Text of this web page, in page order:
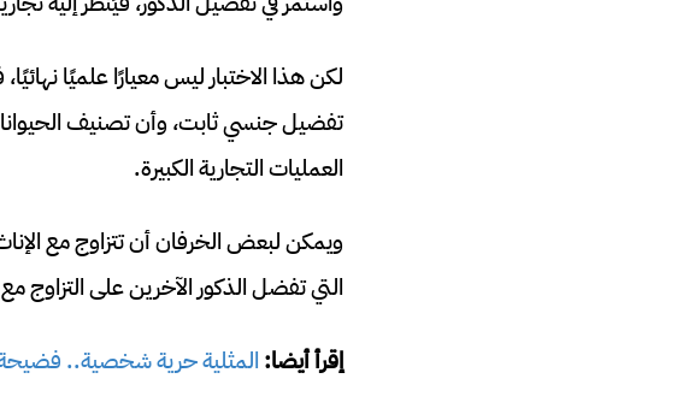
لكن هذا الاختبار ليس معيارًا علميًا
تفضيل جنسي ثابت، وأن تصنيف
العمليات التجارية الكبيرة.
ويمكن لبعض الخرفان أن تتزاوج مع
التي تفضل الذكور الآخرين على التزاوج
إقرأ أيضا: المثلية حرية شخصية..